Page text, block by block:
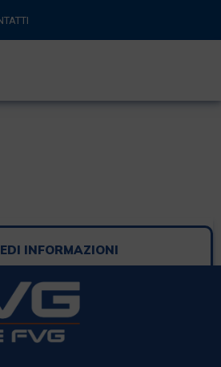
INFORMAZIONI